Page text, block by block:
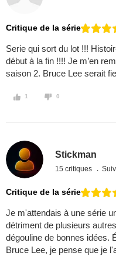
Critique de la série
Serie qui sort du lot !!!
début à la fin !!!! Je m’en
saison 2. Bruce Lee serait
1 0
Stickman
15 critiques
Critique de la série
Je m'attendais à une série
détriment de plusieurs
dégouline de bonnes idées.
Bruce Lee, je pense que je